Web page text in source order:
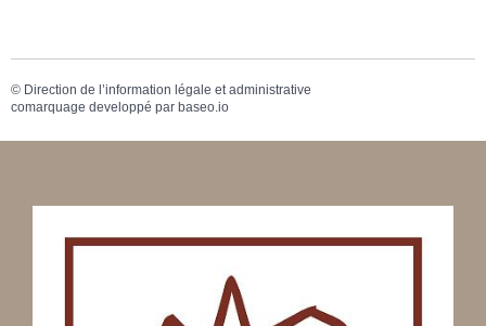
© Direction de l’information légale et administrative
comarquage developpé par baseo.io